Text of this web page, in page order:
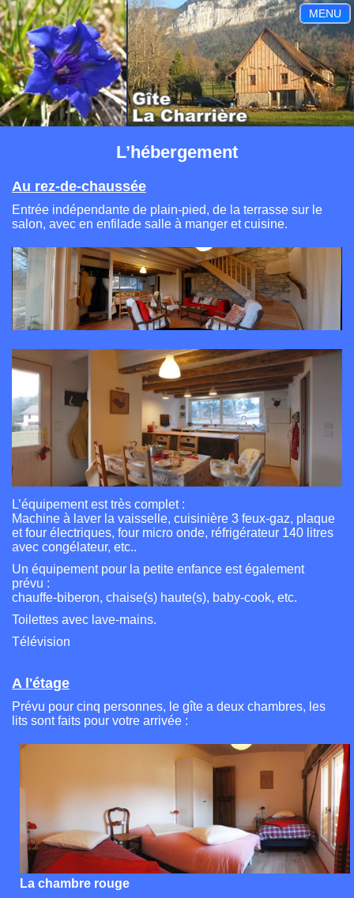
MENU
L’hébergement
Au rez-de-chaussée
Entrée indépendante de plain-pied, de la terrasse sur le
salon, avec en enfilade salle à manger et cuisine.
L’équipement est très complet :
Machine à laver la vaisselle, cuisinière 3 feux-gaz, plaque
et four électriques, four micro onde, réfrigérateur 140 litres
avec congélateur, etc..
Un équipement pour la petite enfance est également
prévu :
chauffe-biberon, chaise(s) haute(s), baby-cook, etc.
Toilettes avec lave-mains.
Télévision
A l'étage
Prévu pour cinq personnes, le gîte a deux chambres, les
lits sont faits pour votre arrivée :
La chambre rouge